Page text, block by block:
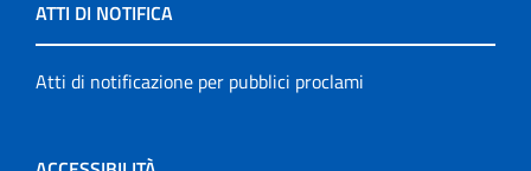
ATTI DI NOTIFICA
Atti di notificazione per pubblici proclami